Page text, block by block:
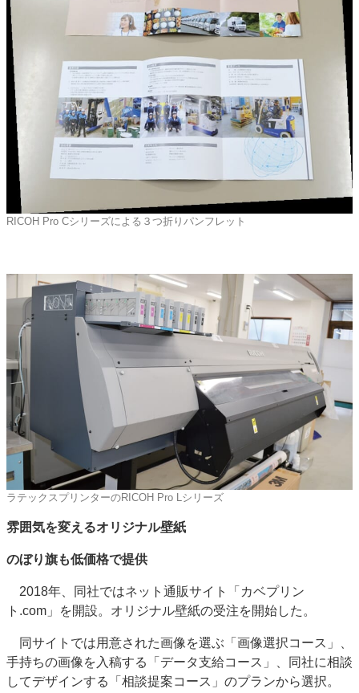
RICOH Pro Cシリーズによる３つ折りパンフレット
ラテックスプリンターのRICOH Pro Lシリーズ
雰囲気を変えるオリジナル壁紙
のぼり旗も低価格で提供
2018年、同社ではネット通販サイト「カベプリン
ト.com」を開設。オリジナル壁紙の受注を開始した。
同サイトでは用意された画像を選ぶ「画像選択コース」、
手持ちの画像を入稿する「データ支給コース」、同社に相談
してデザインする「相談提案コース」のプランから選択。